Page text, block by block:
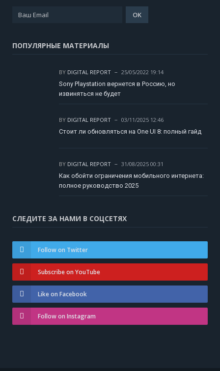
ПОПУЛЯРНЫЕ МАТЕРИАЛЫ
BY DIGITAL REPORT
25/05/2022 19:14
Sony Playstation вернется в Россию, но
извиняться не будет
BY DIGITAL REPORT
03/11/2025 12:46
Стоит ли обновляться на One UI 8: полный гайд
BY DIGITAL REPORT
31/08/2025 00:31
Как обойти ограничения мобильного интернета:
полное руководство 2025
СЛЕДИТЕ ЗА НАМИ В СОЦСЕТЯХ
Follow on Twitter
Subscribe on YouTube
Like on Facebook
Follow on Instagram